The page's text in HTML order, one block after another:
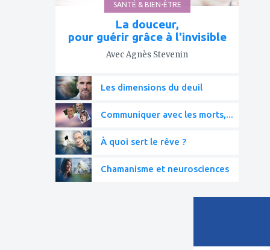
SANTÉ & BIEN-ÊTRE
La douceur,
pour guérir grâce à l'invisible
Avec Agnès Stevenin
Les dimensions du deuil
Communiquer avec les morts,...
À quoi sert le rêve ?
Chamanisme et neurosciences